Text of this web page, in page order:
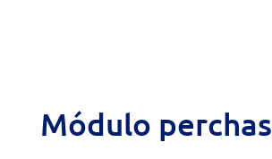
Módulo perchas